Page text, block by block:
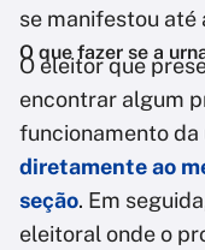
se manifestou até
O que fazer se a
O eleitor que
encontrar algum
funcionamento
diretamente ao
seção. Em
eleitoral onde o